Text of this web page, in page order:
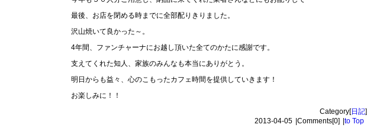
最後、お店を閉める時までに全部配りきりました。
沢山焼いて良かった～。
4年間、ファンチャーナにお越し頂いた全てのかたに感謝です。
支えてくれた知人、家族のみんなも本当にありがとう。
明日からも益々、心のこもったカフェ時間を提供していきます！
お楽しみに！！
Category[日記]
2013-04-05 Comments[0] to Top